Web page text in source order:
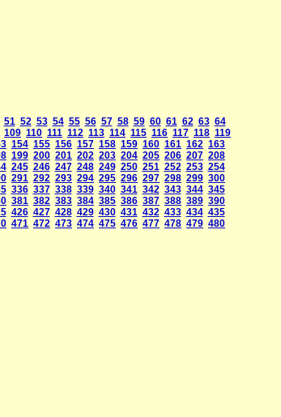
51 52 53 54 55 56 57 58 59 60 61 62 63 64
109 110 111 112 113 114 115 116 117 118 119
154 155 156 157 158 159 160 161 162 163
199 200 201 202 203 204 205 206 207 208
245 246 247 248 249 250 251 252 253 254
291 292 293 294 295 296 297 298 299 300
336 337 338 339 340 341 342 343 344 345
381 382 383 384 385 386 387 388 389 390
426 427 428 429 430 431 432 433 434 435
471 472 473 474 475 476 477 478 479 480